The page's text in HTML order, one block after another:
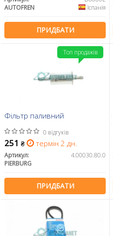
AUTOFREN
Іспанія
ПРИДБАТИ
Фільтр паливний
0 відгуків
251 ₴ термін 2 дн.
Артикул:
4.00030.80.0
PIERBURG
ПРИДБАТИ
Топ продажів